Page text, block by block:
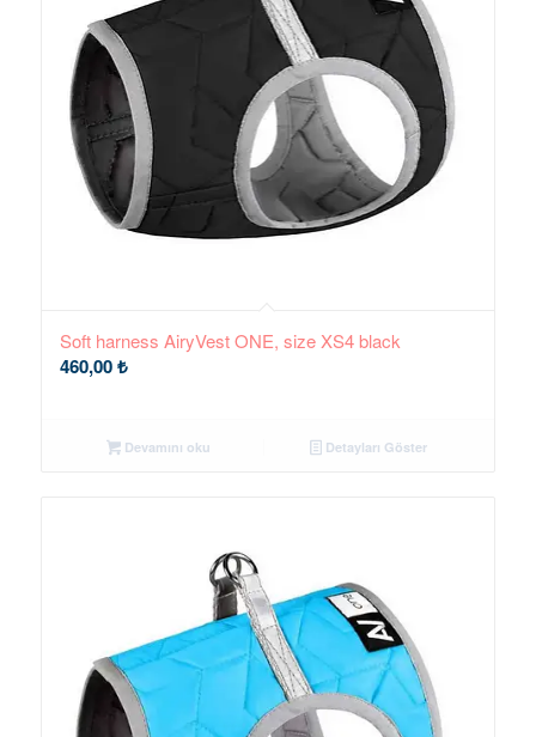
Soft harness AiryVest ONE, size XS4 black
460,00₺
Devamını oku Detayları Göster